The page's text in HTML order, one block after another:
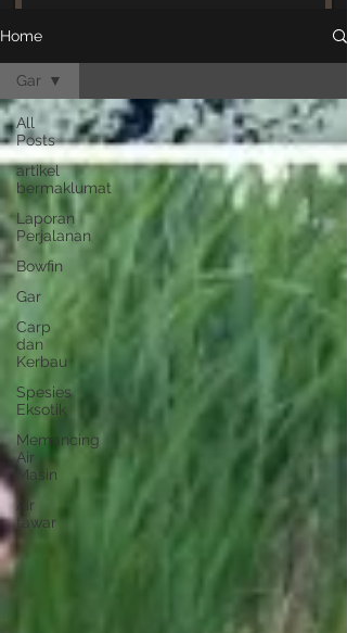
Home
All
Posts
artikel
bermaklumat
Laporan
Perjalanan
Bowfin
Gar
Carp
dan
Kerbau
Spesies
Eksotik
Memancing
Air
Masin
Air
tawar
Gar